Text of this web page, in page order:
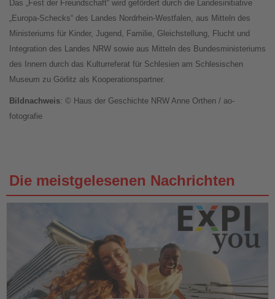
Das „Fest der Freundschaft“ wird gefördert durch die Landesinitiative
„Europa-Schecks“ des Landes Nordrhein-Westfalen, aus Mitteln des
Ministeriums für Kinder, Jugend, Familie, Gleichstellung, Flucht und
Integration des Landes NRW sowie aus Mitteln des Bundesministeriums
des Innern durch das Kulturreferat für Schlesien am Schlesischen
Museum zu Görlitz als Kooperationspartner.
Bildnachweis: © Haus der Geschichte NRW Anne Orthen / ao-
fotografie
Die meistgelesenen Nachrichten